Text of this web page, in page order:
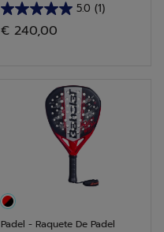
5.0 (1)
5.0
em
€ 240,00
Padel - Raquete De Padel